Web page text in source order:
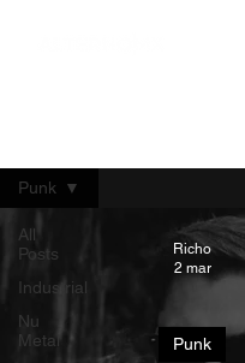
All
Posts
Industrial
Nu
Metal
Punk
Punk
Richo
2 mar